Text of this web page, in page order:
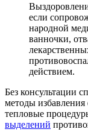
если
народной
ванночки,
действием.
Без консультации
методы избавления
тепловые
выделений